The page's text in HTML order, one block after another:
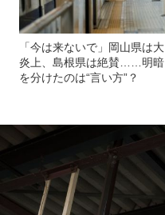
「今は来ないで」岡山県は大
炎上、島根県は絶賛……明暗
を分けたのは“言い方”？